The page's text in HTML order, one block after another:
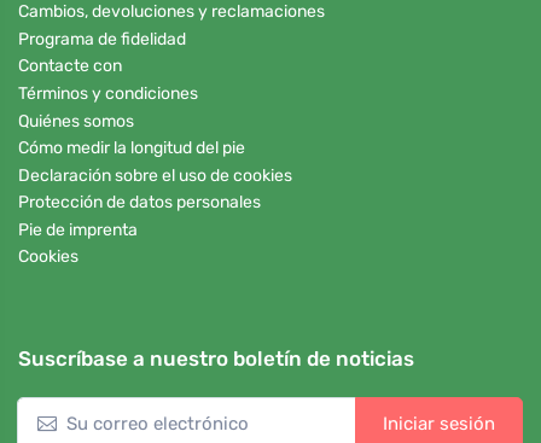
Cambios, devoluciones y reclamaciones
Programa de fidelidad
Contacte con
Términos y condiciones
Quiénes somos
Cómo medir la longitud del pie
Declaración sobre el uso de cookies
Protección de datos personales
Pie de imprenta
Cookies
Suscríbase a nuestro boletín de noticias
Iniciar sesión